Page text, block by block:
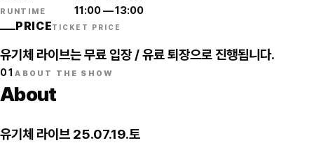
RUNTIME 11:00—13:00
PRICETICKET PRICE
유기체 라이브는 무료 입장 / 유료 퇴장으로 진행됩니다.
01ABOUT THE SHOW
About
유기체 라이브 25.07.19.토